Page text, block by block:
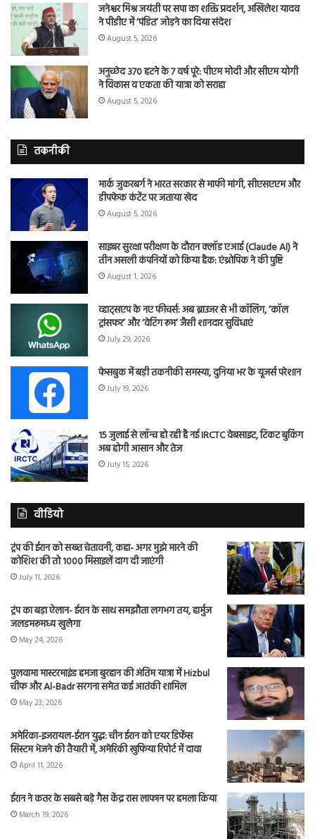
जनेश्वर मिश्र जयंती पर सपा का शक्ति प्रदर्शन, अखिलेश यादव
ने पीडीए में ‘पंडित’ जोड़ने का दिया संदेश
August 5, 2026
अनुच्छेद 370 हटने के 7 वर्ष पूरे: पीएम मोदी और सीएम योगी
ने विकास व एकता की यात्रा को सराहा
August 5, 2026
तकनीकी
मार्क जुकरबर्ग ने भारत सरकार से माफी मांगी, सीएसएएम और
डीपफेक कंटेंट पर जताया खेद
August 5, 2026
साइबर सुरक्षा परीक्षण के दौरान क्लॉड एआई (Claude AI) ने
तीन असली कंपनियों को किया हैक: एंथ्रोपिक ने की पुष्टि
August 1, 2026
व्हाट्सएप के नए फीचर्स: अब ब्राउजर से भी कॉलिंग, ‘कॉल
ट्रांसफर’ और ‘वेटिंग रूम’ जैसी शानदार सुविधाएं
July 29, 2026
फेसबुक में बड़ी तकनीकी समस्या, दुनिया भर के यूजर्स परेशान
July 19, 2026
15 जुलाई से लॉन्च हो रही है नई IRCTC वेबसाइट, टिकट बुकिंग
अब होगी आसान और तेज
July 15, 2026
वीडियो
ट्रंप की ईरान को सख्त चेतावनी, कहा- अगर मुझे मारने की
कोशिश की तो 1000 मिसाइलें दाग दी जाएंगी
July 11, 2026
ट्रंप का बड़ा ऐलान- ईरान के साथ समझौता लगभग तय, हार्मुज
जलडमरूमध्य खुलेगा
May 24, 2026
पुलवामा मास्टरमाइंड हमजा बुरहान की अंतिम यात्रा में Hizbul
चीफ और Al-Badr सरगना समेत कई आतंकी शामिल
May 23, 2026
अमेरिका-इजरायल-ईरान युद्ध: चीन ईरान को एयर डिफेंस
सिस्टम भेजने की तैयारी में, अमेरिकी खुफिया रिपोर्ट में दावा
April 11, 2026
ईरान ने कतर के सबसे बड़े गैस केंद्र रास लाफान पर हमला किया
March 19, 2026